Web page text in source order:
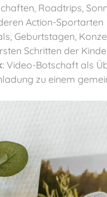
Roadtrips,
Action-Sportarten
Geburtstagen,
Schritten der
: Video-Botschaft als
zu einem